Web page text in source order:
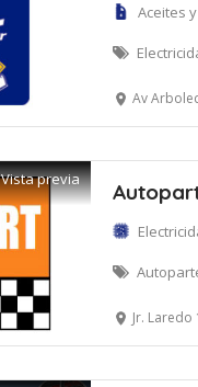
Aceites
Av
Vista previa
Jr.